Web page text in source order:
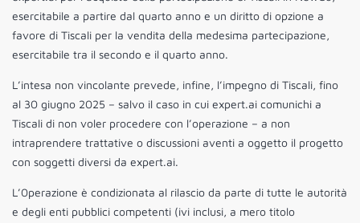
esercitabile a partire dal quarto anno e un diritto di opzione a
favore di Tiscali per la vendita della medesima partecipazione,
esercitabile tra il secondo e il quarto anno.
L’intesa non vincolante prevede, infine, l’impegno di Tiscali, fino
al 30 giugno 2025 – salvo il caso in cui expert.ai comunichi a
Tiscali di non voler procedere con l’operazione – a non
intraprendere trattative o discussioni aventi a oggetto il progetto
con soggetti diversi da expert.ai.
L’0perazione è condizionata al rilascio da parte di tutte le autorità
e degli enti pubblici competenti (ivi inclusi, a mero titolo